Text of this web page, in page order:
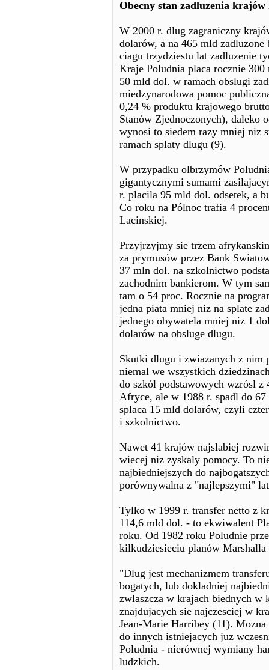
Obecny stan zadluzenia
W 2000 r. dlug zagraniczny
dolarów, a na 465 mld
ciagu trzydziestu lat zadluzenie
Kraje Poludnia placa rocznie
50 mld dol. w ramach obslugi
miedzynarodowa pomoc
0,24 % produktu krajowego
Stanów Zjednoczonych), daleko
wynosi to siedem razy mniej niz
ramach splaty dlugu (9).
W przypadku olbrzymów
gigantycznymi sumami
r. placila 95 mld dol. odsetek, a
Co roku na Pólnoc trafia 4
Lacinskiej.
Przyjrzyjmy sie trzem
za prymusów przez Bank
37 mln dol. na szkolnictwo
zachodnim bankierom. W tym
tam o 54 proc. Rocznie na
jedna piata mniej niz na splate
jednego obywatela mniej niz 1
dolarów na obsluge dlugu.
Skutki dlugu i zwiazanych z nim
niemal we wszystkich
do szkól podstawowych wzrósl z
Afryce, ale w 1988 r. spadl do
splaca 15 mld dolarów, czyli
i szkolnictwo.
Nawet 41 krajów najslabiej
wiecej niz zyskaly pomocy. To
najbiedniejszych do
porównywalna z "najlepszymi"
Tylko w 1999 r. transfer netto z
114,6 mld dol. - to ekwiwalent
roku. Od 1982 roku Poludnie
kilkudziesieciu planów
"Dlug jest mechanizmem
bogatych, lub dokladniej
zwlaszcza w krajach biednych w
znajdujacych sie najczesciej w
Jean-Marie Harribey (11).
do innych istniejacych juz
Poludnia - nierównej wymiany
ludzkich.